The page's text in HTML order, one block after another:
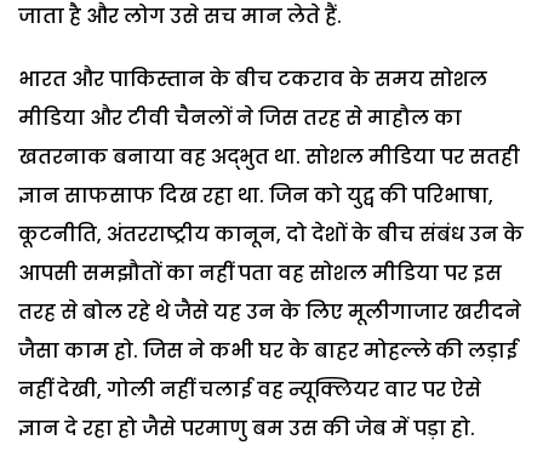
जाता है और लोग उसे सच मान लेते हैं.
भारत और पाकिस्तान के बीच टकराव के समय सोशल
मीडिया और टीवी चैनलों ने जिस तरह से माहौल का
खतरनाक बनाया वह अद्भुत था. सोशल मीडिया पर सतही
ज्ञान साफसाफ दिख रहा था. जिन को युद्व की परिभाषा,
कूटनीति, अंतरराष्ट्रीय कानून, दो देशों के बीच संबंध उन के
आपसी समझौतों का नहीं पता वह सोशल मीडिया पर इस
तरह से बोल रहे थे जैसे यह उन के लिए मूलीगाजार खरीदने
जैसा काम हो. जिस ने कभी घर के बाहर मोहल्ले की लड़ाई
नहीं देखी, गोली नहीं चलाई वह न्यूक्लियर वार पर ऐसे
ज्ञान दे रहा हो जैसे परमाणु बम उस की जेब में पड़ा हो.